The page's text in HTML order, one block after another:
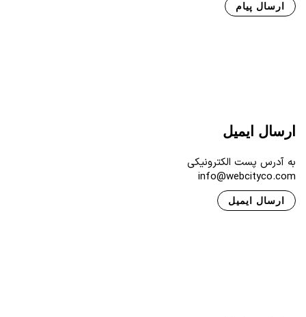
ارسال پیام
ارسال ایمیل
به آدرس پست الکترونیکی
info@webcityco.com
ارسال ایمیل